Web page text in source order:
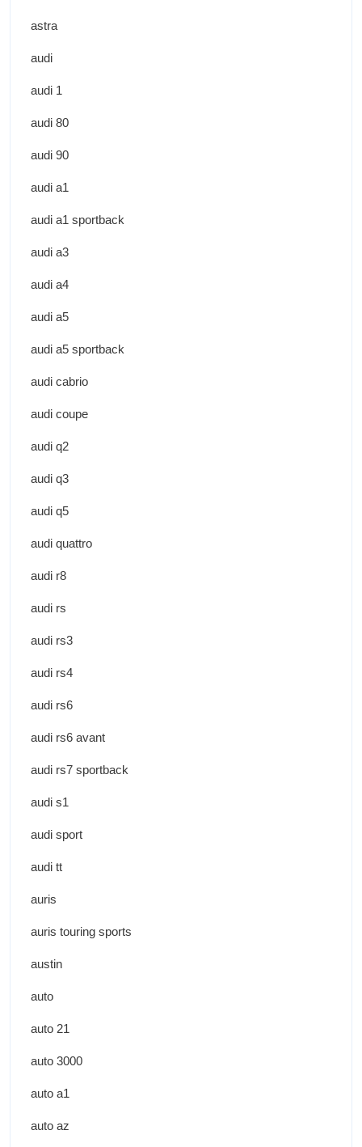
astra
audi
audi 1
audi 80
audi 90
audi a1
audi a1 sportback
audi a3
audi a4
audi a5
audi a5 sportback
audi cabrio
audi coupe
audi q2
audi q3
audi q5
audi quattro
audi r8
audi rs
audi rs3
audi rs4
audi rs6
audi rs6 avant
audi rs7 sportback
audi s1
audi sport
audi tt
auris
auris touring sports
austin
auto
auto 21
auto 3000
auto a1
auto az